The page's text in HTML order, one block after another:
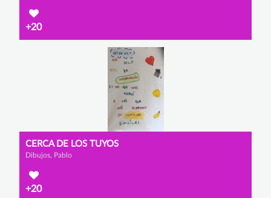
+20
CERCA DE LOS TUYOS
Dibujos, Pablo
+20